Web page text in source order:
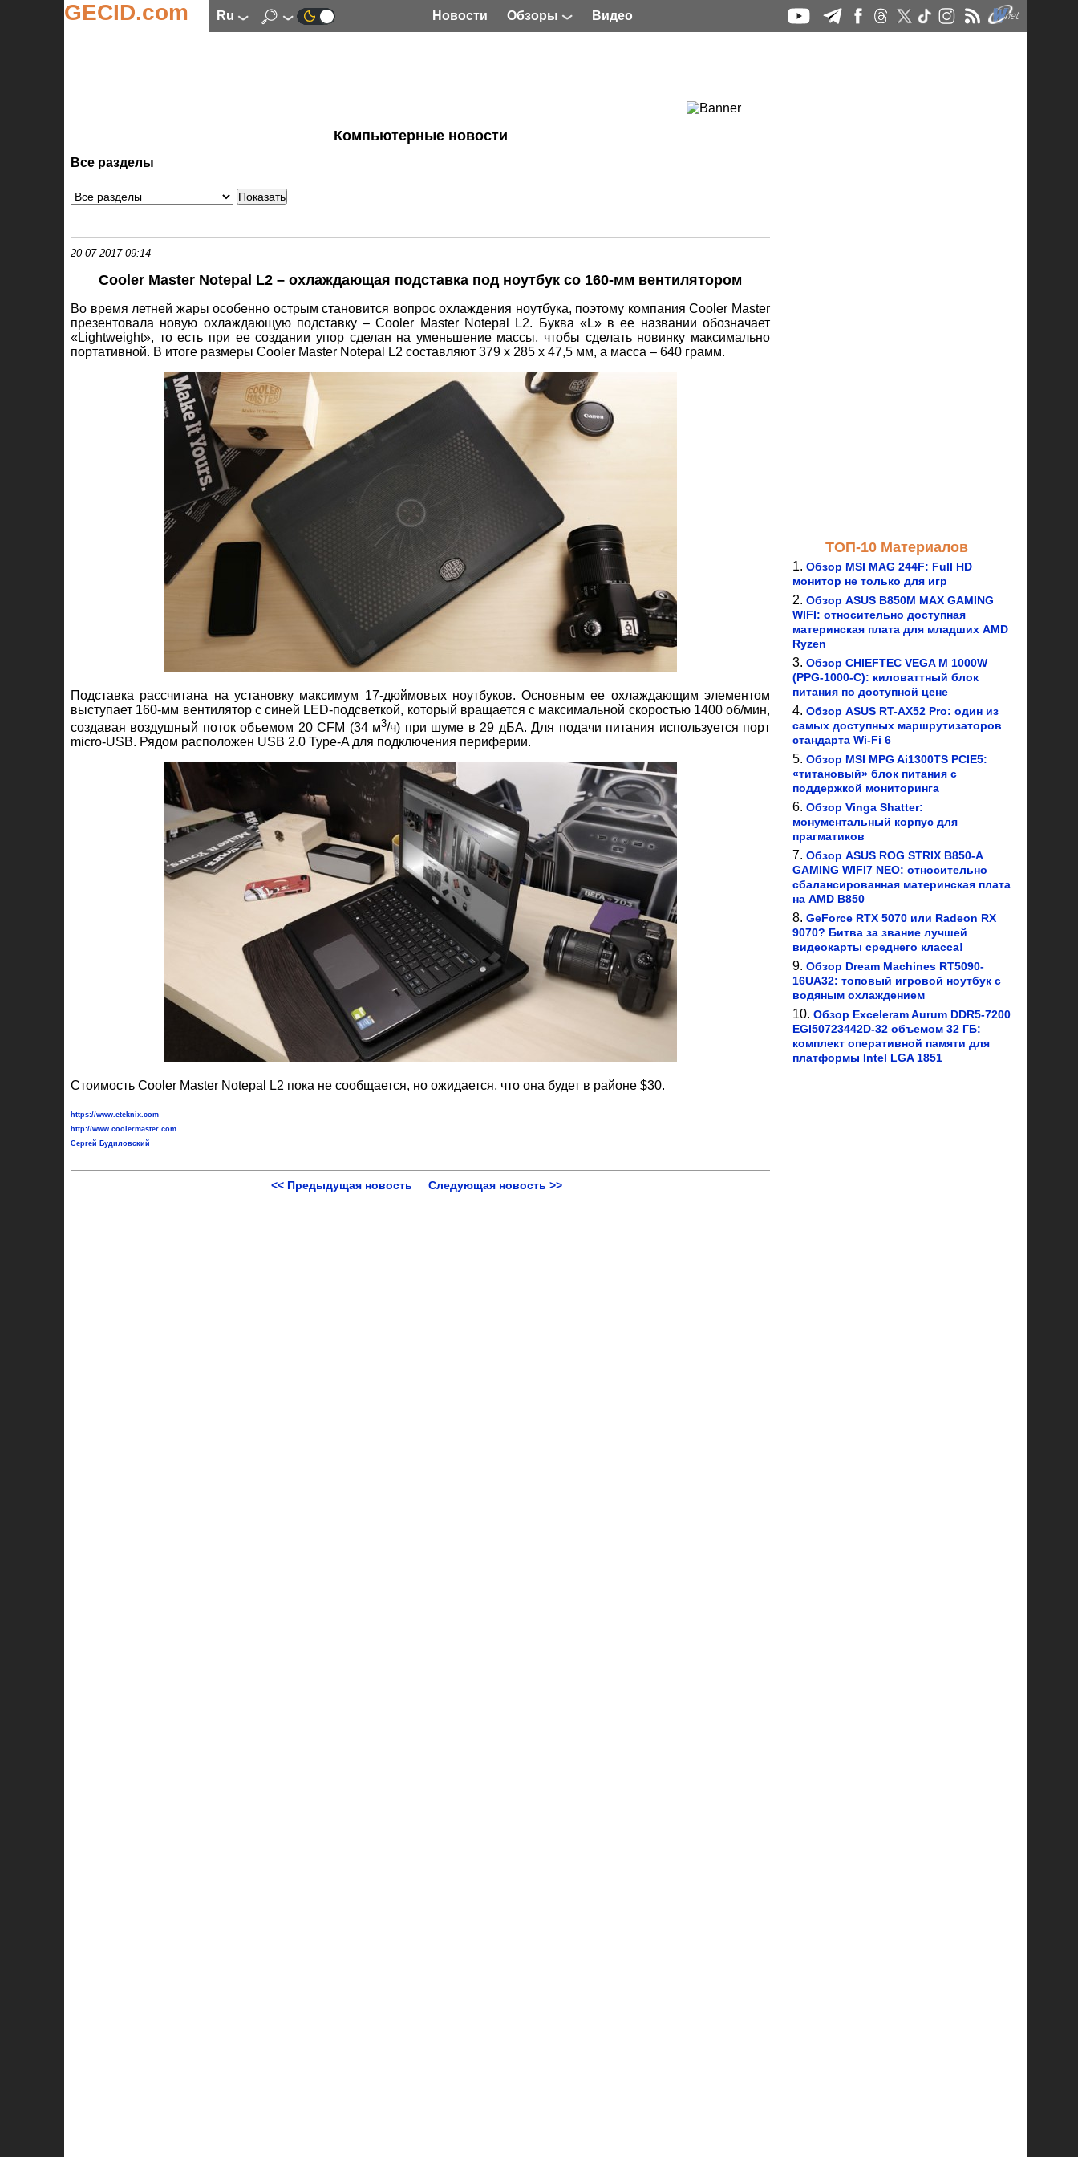
GECID.com ru Новости Обзоры Видео
Компьютерные новости
Все разделы
20-07-2017 09:14
Cooler Master Notepal L2 – охлаждающая подставка под ноутбук со 160-мм вентилятором
Во время летней жары особенно острым становится вопрос охлаждения ноутбука, поэтому компания Cooler Master
презентовала новую охлаждающую подставку – Cooler Master Notepal L2. Буква «L» в ее названии обозначает
«Lightweight», то есть при ее создании упор сделан на уменьшение массы, чтобы сделать новинку максимально
портативной. В итоге размеры Cooler Master Notepal L2 составляют 379 х 285 х 47,5 мм, а масса – 640 грамм.
Подставка рассчитана на установку максимум 17-дюймовых ноутбуков. Основным ее охлаждающим элементом
выступает 160-мм вентилятор с синей LED-подсветкой, который вращается с максимальной скоростью 1400 об/мин,
создавая воздушный поток объемом 20 CFM (34 м3/ч) при шуме в 29 дБА. Для подачи питания используется порт
micro-USB. Рядом расположен USB 2.0 Type-A для подключения периферии.
Стоимость Cooler Master Notepal L2 пока не сообщается, но ожидается, что она будет в районе $30.
https://www.eteknix.com
http://www.coolermaster.com
Сергей Будиловский
<< Предыдущая новость Следующая новость >>
ТОП-10 Материалов
Обзор MSI MAG 244F: Full HD
монитор не только для игр
Обзор ASUS B850M MAX GAMING
WIFI: относительно доступная
материнская плата для младших AMD
Ryzen
Обзор CHIEFTEC VEGA M 1000W
(PPG-1000-C): киловаттный блок
питания по доступной цене
Обзор ASUS RT-AX52 Pro: один из
самых доступных маршрутизаторов
стандарта Wi-Fi 6
Обзор MSI MPG Ai1300TS PCIE5:
«титановый» блок питания с
поддержкой мониторинга
Обзор Vinga Shatter:
монументальный корпус для
прагматиков
Обзор ASUS ROG STRIX B850-A
GAMING WIFI7 NEO: относительно
сбалансированная материнская плата
на AMD B850
GeForce RTX 5070 или Radeon RX
9070? Битва за звание лучшей
видеокарты среднего класса!
Обзор Dream Machines RT5090-
16UA32: топовый игровой ноутбук с
водяным охлаждением
Обзор Exceleram Aurum DDR5-7200
EGI50723442D-32 объемом 32 ГБ:
комплект оперативной памяти для
платформы Intel LGA 1851